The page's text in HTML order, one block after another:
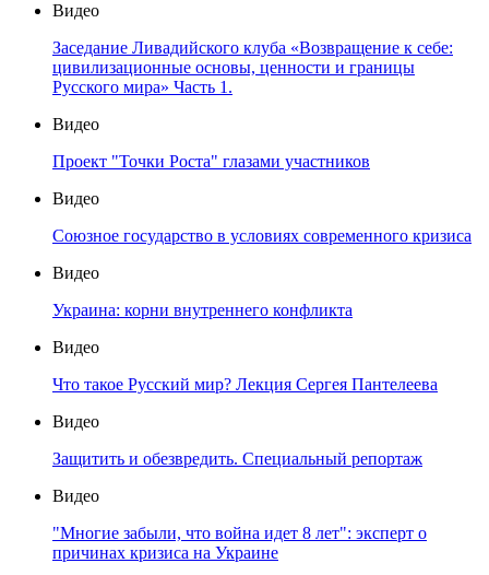
Видео
Заседание Ливадийского клуба «Возвращение к себе:
цивилизационные основы, ценности и границы
Русского мира» Часть 1.
Видео
Проект "Точки Роста" глазами участников
Видео
Союзное государство в условиях современного кризиса
Видео
Украина: корни внутреннего конфликта
Видео
Что такое Русский мир? Лекция Сергея Пантелеева
Видео
Защитить и обезвредить. Специальный репортаж
Видео
"Многие забыли, что война идет 8 лет": эксперт о
причинах кризиса на Украине